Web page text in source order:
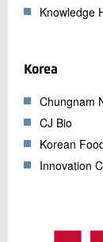
Knowledge
Korea
Chungnam
CJ Bio
Korean
Innovation